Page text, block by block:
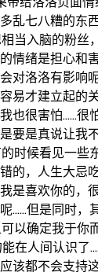
乱七八糟的东
当入脑的粉丝
情绪是担心和
对洛洛有影响
易才建立起的
也很害怕……很
要是真说让我
时候看见一些
的，人生大忌
是喜欢你的，
……但是同时，
以确定我于你
在人间认识了
该都不会支持